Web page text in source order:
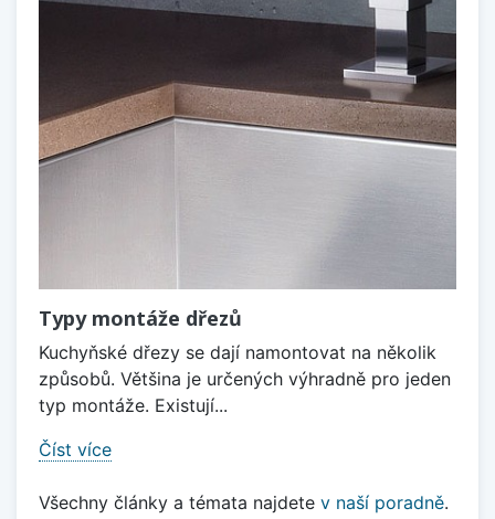
Typy montáže dřezů
Kuchyňské dřezy se dají namontovat na několik
způsobů. Většina je určených výhradně pro jeden
typ montáže. Existují...
Číst více
Všechny články a témata najdete v naší poradně.